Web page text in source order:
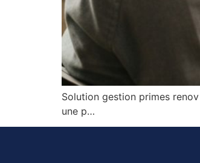
Solution gestion primes
une p…